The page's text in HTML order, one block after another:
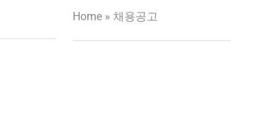
Home » 채용공고